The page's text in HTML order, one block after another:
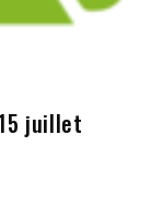
juillet